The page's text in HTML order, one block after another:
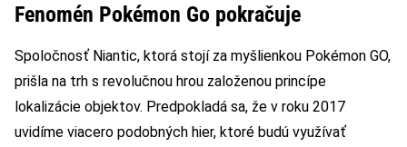
Fenomén Pokémon Go pokračuje
Spoločnosť Niantic, ktorá stojí za myšlienkou Pokémon GO,
prišla na trh s revolučnou hrou založenou princípe
lokalizácie objektov. Predpokladá sa, že v roku 2017
uvidíme viacero podobných hier, ktoré budú využívať